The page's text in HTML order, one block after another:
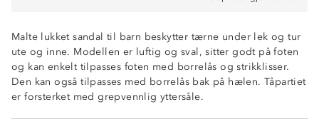
Malte lukket sandal til barn beskytter tærne under lek og tur
ute og inne. Modellen er luftig og sval, sitter godt på foten
og kan enkelt tilpasses foten med borrelås og strikklisser.
Den kan også tilpasses med borrelås bak på hælen. Tåpartiet
er forsterket med grepvennlig yttersåle.
Lettvekt
Lukket og forsterket tåparti